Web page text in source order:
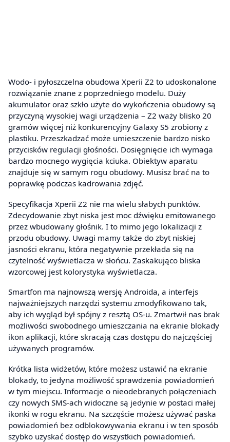
Wodo- i pyłoszczelna obudowa Xperii Z2 to udoskonalone
rozwiązanie znane z poprzedniego modelu. Duży
akumulator oraz szkło użyte do wykończenia obudowy są
przyczyną wysokiej wagi urządzenia – Z2 waży blisko 20
gramów więcej niż konkurencyjny Galaxy S5 zrobiony z
plastiku. Przeszkadzać może umieszczenie bardzo nisko
przycisków regulacji głośności. Dosięgnięcie ich wymaga
bardzo mocnego wygięcia kciuka. Obiektyw aparatu
znajduje się w samym rogu obudowy. Musisz brać na to
poprawkę podczas kadrowania zdjęć.
Specyfikacja Xperii Z2 nie ma wielu słabych punktów.
Zdecydowanie zbyt niska jest moc dźwięku emitowanego
przez wbudowany głośnik. I to mimo jego lokalizacji z
przodu obudowy. Uwagi mamy także do zbyt niskiej
jasności ekranu, która negatywnie przekłada się na
czytelność wyświetlacza w słońcu. Zaskakująco bliska
wzorcowej jest kolorystyka wyświetlacza.
Smartfon ma najnowszą wersję Androida, a interfejs
najważniejszych narzędzi systemu zmodyfikowano tak,
aby ich wygląd był spójny z resztą OS-u. Zmartwił nas brak
możliwości swobodnego umieszczania na ekranie blokady
ikon aplikacji, które skracają czas dostępu do najczęściej
używanych programów.
Krótka lista widżetów, które możesz ustawić na ekranie
blokady, to jedyna możliwość sprawdzenia powiadomień
w tym miejscu. Informacje o nieodebranych połączeniach
czy nowych SMS-ach widoczne są jedynie w postaci małej
ikonki w rogu ekranu. Na szczęście możesz używać paska
powiadomień bez odblokowywania ekranu i w ten sposób
szybko uzyskać dostęp do wszystkich powiadomień.